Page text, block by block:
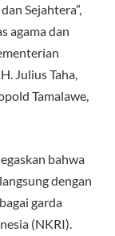
Sejahtera”,
agama dan
Julius Taha,
Tamalawe,
bahwa
dengan
garda
(NKRI).